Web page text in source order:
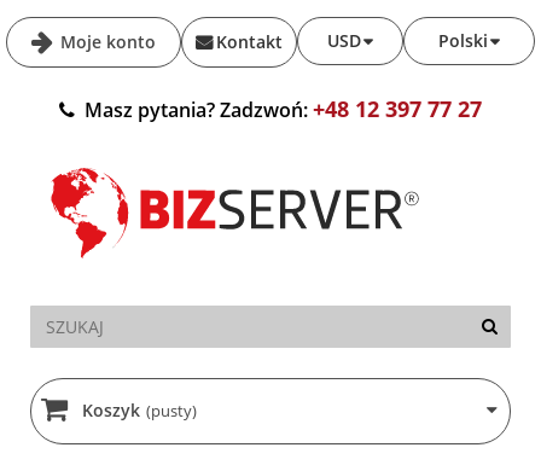
Moje konto Polski
USD
Kontakt
Masz pytania? Zadzwoń:+48 12 397 77 27
Koszyk (pusty)